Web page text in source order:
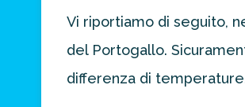
Vi riportiamo di seguito,
del Portogallo.
differenza di